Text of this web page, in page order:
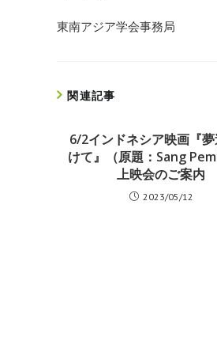
東南アジア学会事務局
関連記事
6/2インドネシア映画『
けて』（原題：Sang
上映会のご案内
2023/05/12